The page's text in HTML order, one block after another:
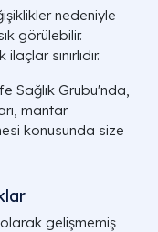
nedeniyle
görülebilir.
sınırlıdır.
Sağlık Grubu'nda,
mantar
konusunda size
olarak gelişmemiş